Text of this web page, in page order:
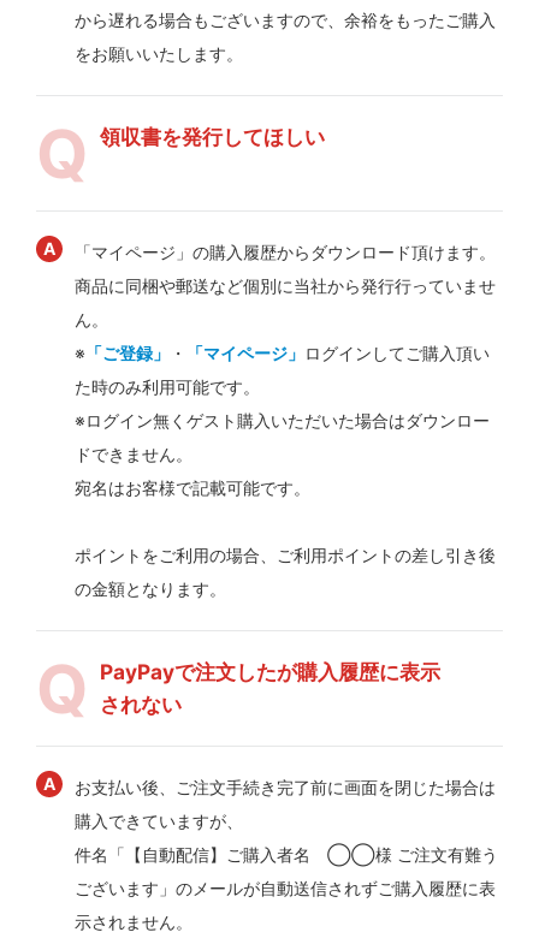
から遅れる場合もございますので、余裕をもったご購入
をお願いいたします。
領収書を発行してほしい
「マイページ」の購入履歴からダウンロード頂けます。
商品に同梱や郵送など個別に当社から発行行っていませ
ん。
※ 「ご登録」 ・ 「マイページ」 ログインしてご購入頂い
た時のみ利用可能です。
※ログイン無くゲスト購入いただいた場合はダウンロー
ドできません。
宛名はお客様で記載可能です。
ポイントをご利用の場合、ご利用ポイントの差し引き後
の金額となります。
PayPayで注文したが購入履歴に表示
されない
お支払い後、ご注文手続き完了前に画面を閉じた場合は
購入できていますが、
件名「【自動配信】ご購入者名 ◯◯様 ご注文有難う
ございます」のメールが自動送信されずご購入履歴に表
示されません。